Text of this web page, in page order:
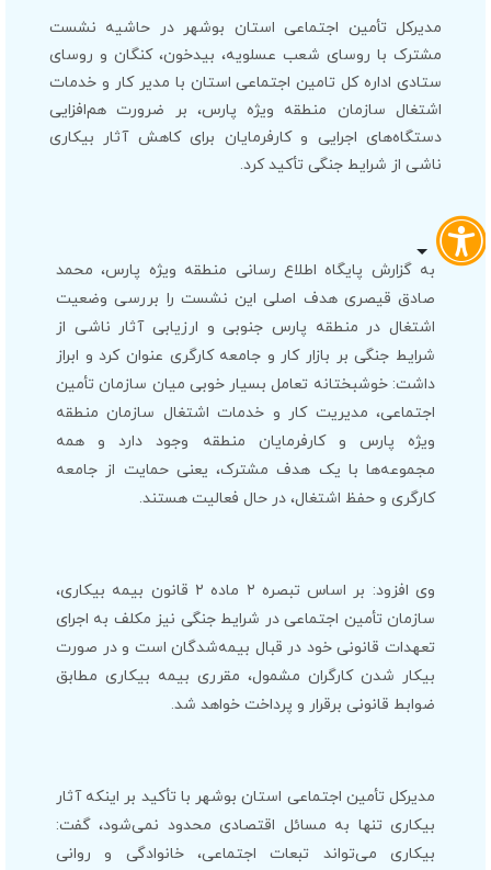
مدیرکل تأمین اجتماعی استان بوشهر در حاشیه نشست
مشترک با روسای شعب عسلویه، بیدخون، کنگان و روسای
ستادی اداره کل تامین اجتماعی استان با مدیر کار و خدمات
اشتغال سازمان منطقه ویژه پارس، بر ضرورت هم‌افزایی
دستگاه‌های اجرایی و کارفرمایان برای کاهش آثار بیکاری
ناشی از شرایط جنگی تأکید کرد.
به گزارش پایگاه اطلاع رسانی منطقه ویژه پارس، محمد
صادق قیصری هدف اصلی این نشست را بررسی وضعیت
اشتغال در منطقه پارس جنوبی و ارزیابی آثار ناشی از
شرایط جنگی بر بازار کار و جامعه کارگری عنوان کرد و ابراز
داشت: خوشبختانه تعامل بسیار خوبی میان سازمان تأمین
اجتماعی، مدیریت کار و خدمات اشتغال سازمان منطقه
ویژه پارس و کارفرمایان منطقه وجود دارد و همه
مجموعه‌ها با یک هدف مشترک، یعنی حمایت از جامعه
کارگری و حفظ اشتغال، در حال فعالیت هستند.
وی افزود: بر اساس تبصره ۲ ماده ۲ قانون بیمه بیکاری،
سازمان تأمین اجتماعی در شرایط جنگی نیز مکلف به اجرای
تعهدات قانونی خود در قبال بیمه‌شدگان است و در صورت
بیکار شدن کارگران مشمول، مقرری بیمه بیکاری مطابق
ضوابط قانونی برقرار و پرداخت خواهد شد.
مدیرکل تأمین اجتماعی استان بوشهر با تأکید بر اینکه آثار
بیکاری تنها به مسائل اقتصادی محدود نمی‌شود، گفت:
بیکاری می‌تواند تبعات اجتماعی، خانوادگی و روانی